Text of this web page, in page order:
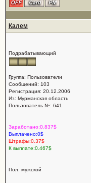
Калем
Подрабатывающий
Группа: Пользователи
Сообщений: 103
Регистрация: 20.12.2006
Из: Мурманская область
Пользователь №: 641
Заработано:0.837$
Выплачено:0$
Штрафы:0.37$
К выплате:0.467$
Пол: мужской